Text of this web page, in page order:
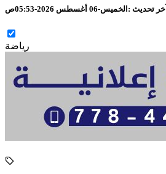
آخر تحديث : الخميس-06 أغسطس 2026-05:53ص
رياضة